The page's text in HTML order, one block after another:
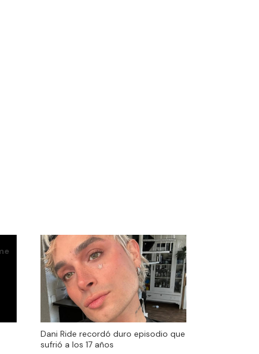
Dani Ride recordó duro episodio que
sufrió a los 17 años